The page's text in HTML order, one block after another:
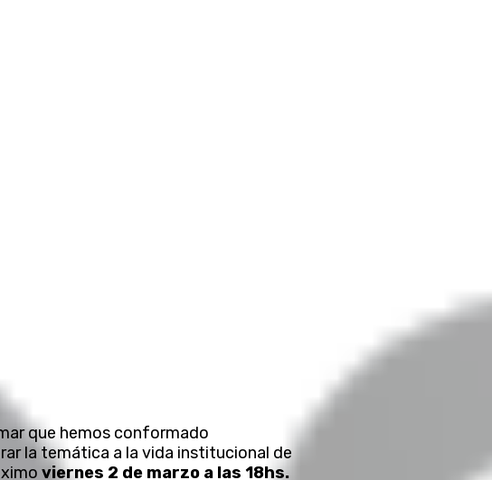
que hemos conformado
la temática a la vida institucional de
viernes 2 de marzo a las 18hs.